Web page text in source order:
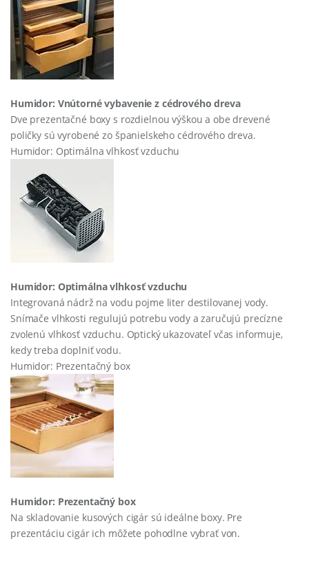
Humidor: Vnútorné vybavenie z cédrového dreva
Dve prezentačné boxy s rozdielnou výškou a obe drevené
poličky sú vyrobené zo španielskeho cédrového dreva.
Humidor: Optimálna vlhkosť vzduchu
Humidor: Optimálna vlhkosť vzduchu
Integrovaná nádrž na vodu pojme liter destilovanej vody.
Snímače vlhkosti regulujú potrebu vody a zaručujú precízne
zvolenú vlhkosť vzduchu. Optický ukazovateľ včas informuje,
kedy treba doplniť vodu.
Humidor: Prezentačný box
Humidor: Prezentačný box
Na skladovanie kusových cigár sú ideálne boxy. Pre
prezentáciu cigár ich môžete pohodlne vybrať von.